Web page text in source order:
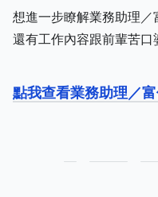
想進一步瞭解業務助理／
還有工作內容跟前輩苦口
點我查看業務助理／